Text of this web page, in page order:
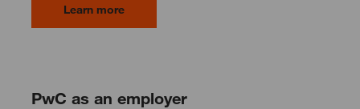
Learn more
PwC as an employer